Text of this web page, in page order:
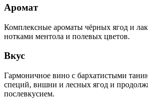
Аромат
Комплексные ароматы чёрных ягод и
нотками ментола и полевых цветов.
Вкус
Гармоничное вино с бархатистыми
специй, вишни и лесных ягод и
послевкусием.